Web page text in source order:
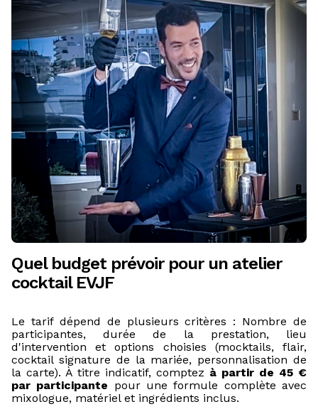
Quel budget prévoir pour un atelier
cocktail EVJF
Le tarif dépend de plusieurs critères : Nombre de
participantes, durée de la prestation, lieu
d'intervention et options choisies (mocktails, flair,
cocktail signature de la mariée, personnalisation de
la carte). À titre indicatif, comptez à partir de 45 €
par participante pour une formule complète avec
mixologue, matériel et ingrédients inclus.